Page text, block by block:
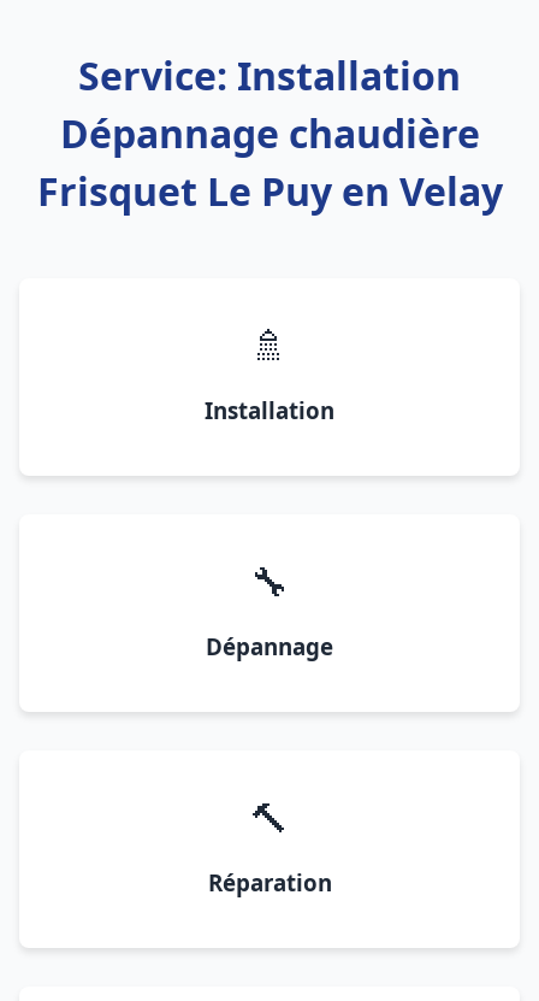
Service: Installation
Dépannage chaudière
Frisquet Le Puy en Velay
🚿
Installation
🔧
Dépannage
🔨
Réparation